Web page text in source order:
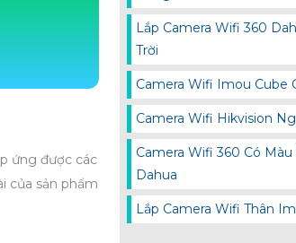
ứng được các
của sản phẩm
Lắp Camera Wifi 360
Trời
Camera Wifi Imou Cube
Camera Wifi Hikvision
Camera Wifi 360 Có
Dahua
Lắp Camera Wifi Thân